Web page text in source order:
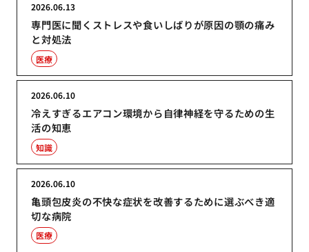
専門医に聞くストレスや食いしばりが原因の顎の痛み
と対処法
2026.06.13
医療
冷えすぎるエアコン環境から自律神経を守るための生
活の知恵
2026.06.10
知識
亀頭包皮炎の不快な症状を改善するために選ぶべき適
切な病院
2026.06.10
医療